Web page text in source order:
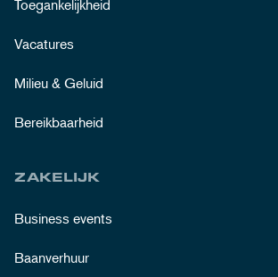
Toegankelijkheid
Vacatures
Milieu & Geluid
Bereikbaarheid
ZAKELIJK
Business events
Baanverhuur